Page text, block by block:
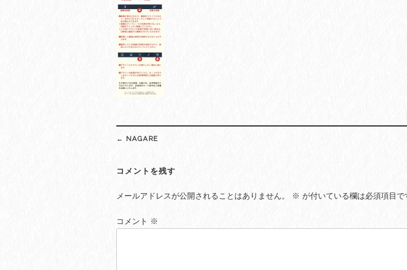
navigation
← NAGARE
コメントを残す
メールアドレスが公開されることはありません。 ※ が付いている欄は必須項目で
コメント ※